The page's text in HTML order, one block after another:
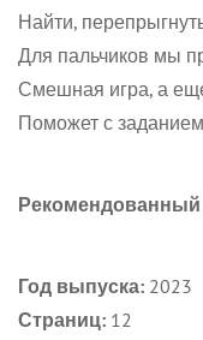
Найти,
Для пальчиков мы
Смешная игра, а
Поможет с
Рекомендованный
Год выпуска: 2023
Страниц: 12